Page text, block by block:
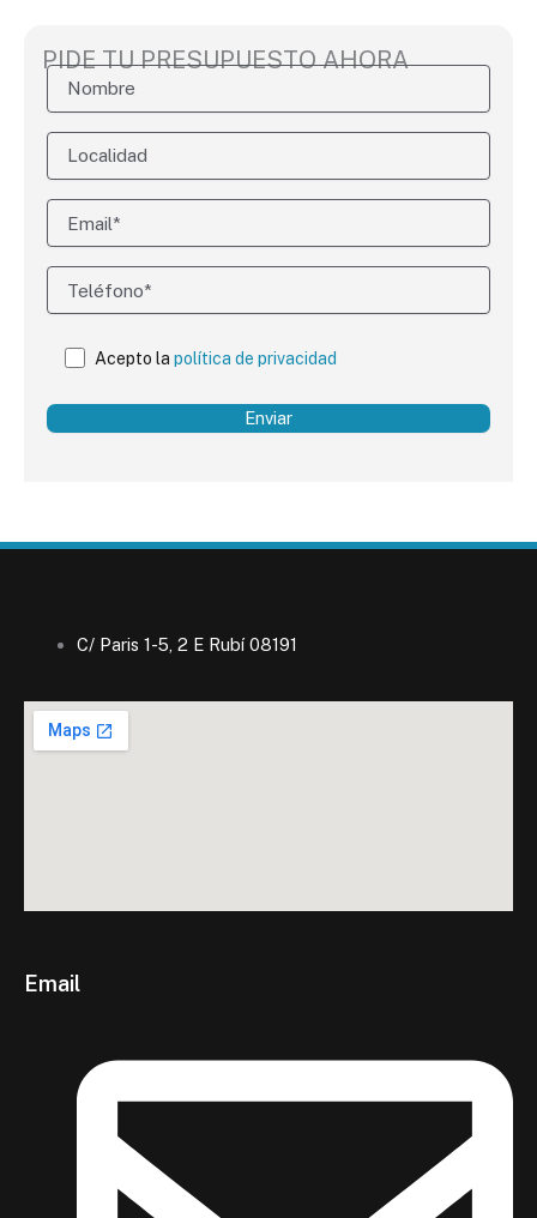
PIDE TU PRESUPUESTO AHORA
Acepto lapolítica de privacidad
C/ Paris 1-5, 2 E Rubí 08191
Email